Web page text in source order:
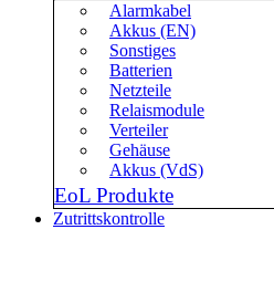
Alarmkabel
Akkus (EN)
Sonstiges
Batterien
Netzteile
Relaismodule
Verteiler
Gehäuse
Akkus (VdS)
EoL Produkte
Zutrittskontrolle